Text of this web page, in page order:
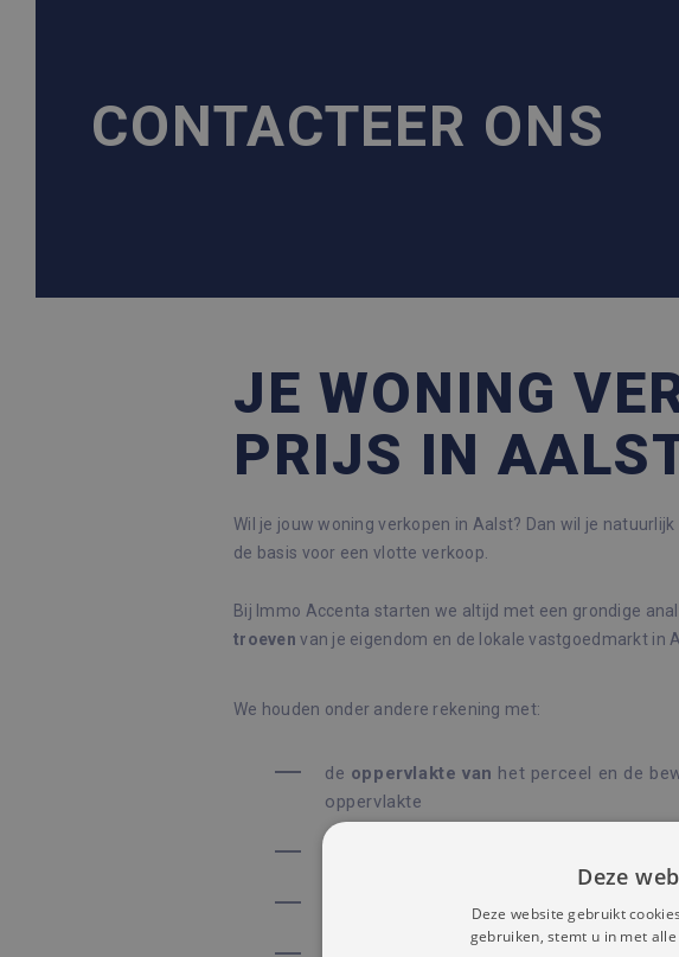
CONTACTEER ONS
JE WONING
PRIJS IN
Wil je jouw woning verkopen in Aalst? Dan wil je
de basis voor een vlotte verkoop.
Bij Immo Accenta starten we altijd met een grondige
troeven van je eigendom en de lokale vastgoedmarkt in
We houden onder andere rekening met:
de oppervlakte van het perceel en de
oppervlakte
en eventuele renovaties
Deze
Deze website gebruikt
gebruiken, stemt u in met